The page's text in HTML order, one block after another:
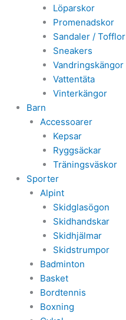
Löparskor
Promenadskor
Sandaler / Tofflor
Sneakers
Vandringskängor
Vattentäta
Vinterkängor
Barn
Accessoarer
Kepsar
Ryggsäckar
Träningsväskor
Sporter
Alpint
Skidglasögon
Skidhandskar
Skidhjälmar
Skidstrumpor
Badminton
Basket
Bordtennis
Boxning